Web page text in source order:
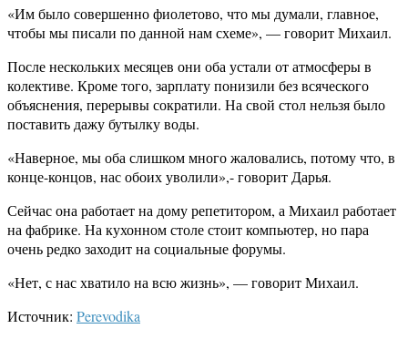
«Им было совершенно фиолетово, что мы думали, главное,
чтобы мы писали по данной нам схеме», — говорит Михаил.
После нескольких месяцев они оба устали от атмосферы в
колективе. Кроме того, зарплату понизили без всяческого
объяснения, перерывы сократили. На свой стол нельзя было
поставить дажу бутылку воды.
«Наверное, мы оба слишком много жаловались, потому что, в
конце-концов, нас обоих уволили»,- говорит Дарья.
Сейчас она работает на дому репетитором, а Михаил работает
на фабрике. На кухонном столе стоит компьютер, но пара
очень редко заходит на социальные форумы.
«Нет, с нас хватило на всю жизнь», — говорит Михаил.
Источник: Perevodika